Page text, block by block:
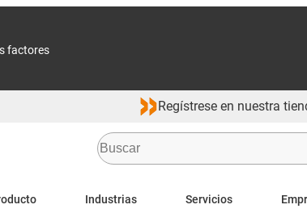
factores
Regístrese en nuestra
Industrias Servicios